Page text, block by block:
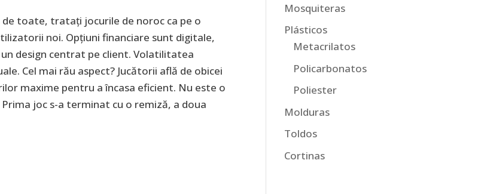
toate, tratați jocurile de noroc ca pe o
noi. Opțiuni financiare sunt digitale,
design centrat pe client. Volatilitatea
Cel mai rău aspect? Jucătorii află de obicei
maxime pentru a încasa eficient. Nu este o
joc s-a terminat cu o remiză, a doua
Mosquiteras
Plásticos
Metacrilatos
Policarbonatos
Poliester
Molduras
Toldos
Cortinas